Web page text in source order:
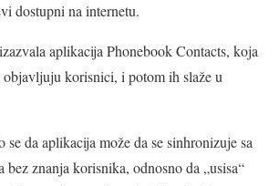
dostupni na internetu.
aplikacija Phonebook Contacts, koja
korisnici, i potom ih slaže u
da aplikacija može da se sinhronizuje sa
bez znanja korisnika, odnosno da „usisa“